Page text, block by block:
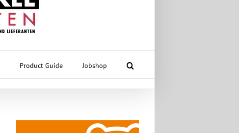
Product Guide Jobshop